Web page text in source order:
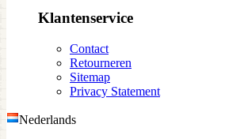
Klantenservice
Contact
Retourneren
Sitemap
Privacy Statement
Nederlands